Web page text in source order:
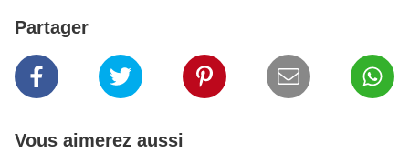
Partager
Vous aimerez aussi